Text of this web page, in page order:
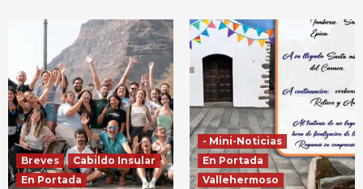
Breves
Cabildo Insular
En Portada
- Mini-Noticias
En Portada
Vallehermoso